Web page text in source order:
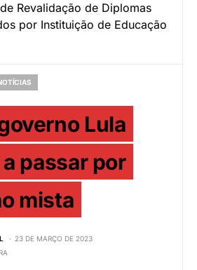
Revalidação de Diplomas
por Instituição de Educação
Lula
passar por
mista
23 DE MARÇO DE 2023